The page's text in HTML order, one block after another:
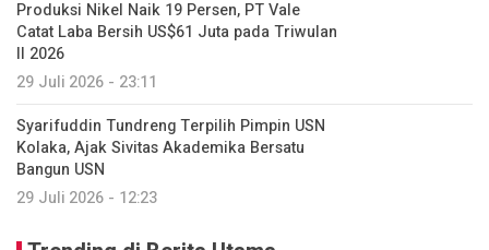
Produksi Nikel Naik 19 Persen, PT Vale
Catat Laba Bersih US$61 Juta pada Triwulan
II 2026
29 Juli 2026 - 23:11
Syarifuddin Tundreng Terpilih Pimpin USN
Kolaka, Ajak Sivitas Akademika Bersatu
Bangun USN
29 Juli 2026 - 12:23